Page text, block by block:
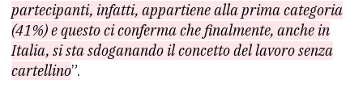
partecipanti, infatti, appartiene alla prima categoria
(41%) e questo ci conferma che finalmente, anche in
Italia, si sta sdoganando il concetto del lavoro senza
cartellino”.